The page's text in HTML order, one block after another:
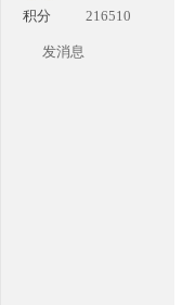
积分 216510
发消息